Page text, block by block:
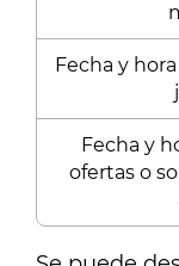
Fecha y
Fecha y
ofertas o